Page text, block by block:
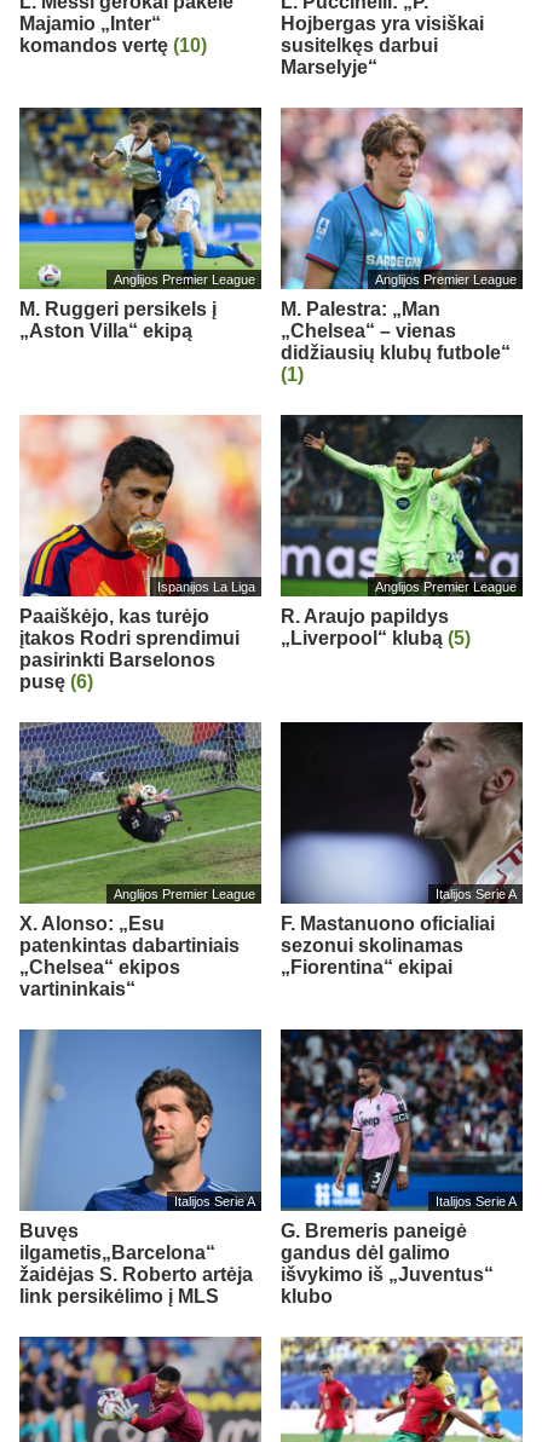
Majamio „Inter“
komandos vertę (10)
Hojbergas yra visiškai
susitelkęs darbui
Marselyje“
Anglijos Premier League
M. Ruggeri persikels į
„Aston Villa“ ekipą
Anglijos Premier League
M. Palestra: „Man
„Chelsea“ – vienas
didžiausių klubų futbole“
(1)
Ispanijos La Liga
Paaiškėjo, kas turėjo
įtakos Rodri sprendimui
pasirinkti Barselonos
pusę (6)
Anglijos Premier League
R. Araujo papildys
„Liverpool“ klubą (5)
Anglijos Premier League
X. Alonso: „Esu
patenkintas dabartiniais
„Chelsea“ ekipos
vartininkais“
Italijos Serie A
F. Mastanuono oficialiai
sezonui skolinamas
„Fiorentina“ ekipai
Italijos Serie A
Buvęs
ilgametis„Barcelona“
žaidėjas S. Roberto artėja
link persikėlimo į MLS
Italijos Serie A
G. Bremeris paneigė
gandus dėl galimo
išvykimo iš „Juventus“
klubo